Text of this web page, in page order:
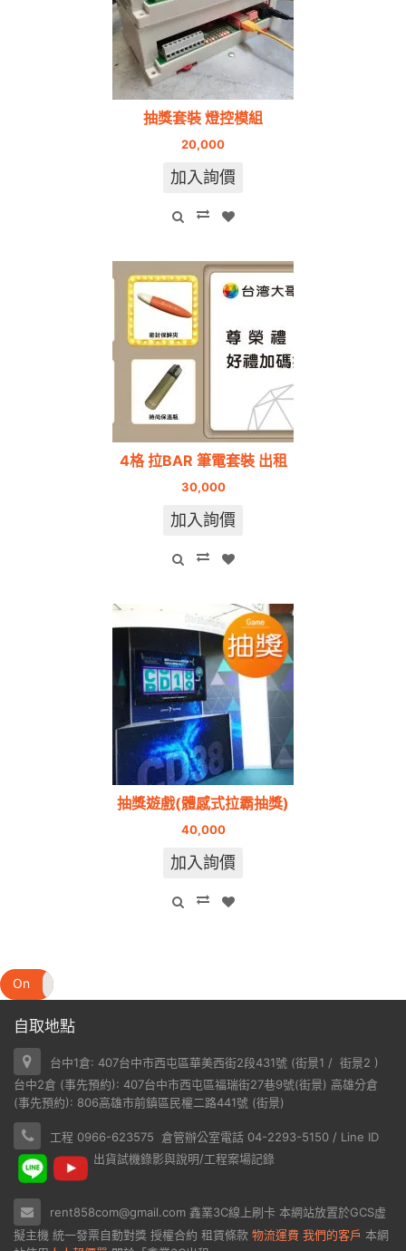
抽獎套裝 燈控模組
20,000
加入詢價
4格 拉BAR 筆電套裝 出租
30,000
加入詢價
抽獎遊戲(體感式拉霸抽獎)
40,000
加入詢價
On
自取地點
台中1倉: 407台中市西屯區華美西街2段431號 (街景1 / 街景2 )
台中2倉 (事先預約): 407台中市西屯區福瑞街27巷9號(街景) 高雄分倉
(事先預約): 806高雄市前鎮區民權二路441號 (街景)
工程 0966-623575 倉管辦公室電話 04-2293-5150 / Line ID
出貨試機錄影與說明/工程案場記錄
rent858com@gmail.com 鑫業3C線上刷卡 本網站放置於GCS虛
擬主機 統一發票自動對獎 授權合約 租賃條款 物流運費 我們的客戶 本網